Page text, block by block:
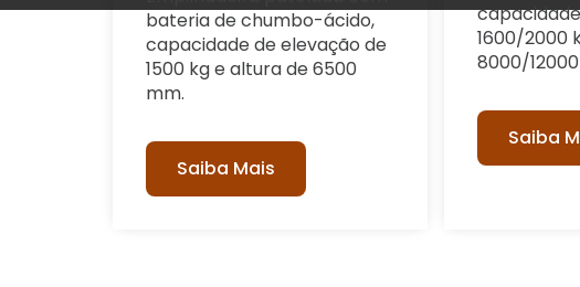
bateria de chumbo-ácido,
capacidade de elevação de
1500 kg e altura de 6500
mm.
Saiba Mais
1600/2000
8000/
Saiba